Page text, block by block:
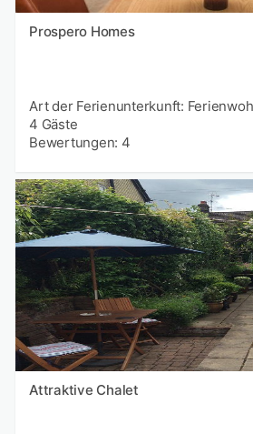
Prospero Homes
Art der Ferienunterkunft:
4 Gäste
Bewertungen: 4
Attraktive Chalet